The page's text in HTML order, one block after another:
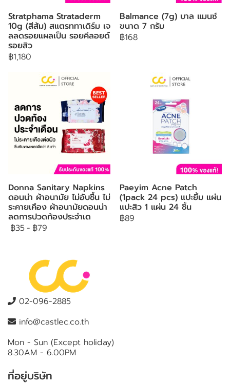
Stratphama Strataderm
10g (สีส้ม) สแตรททาเดิร์ม เจ
ลลดรอยแผลเป็น รอยคีลอยด์
รอยสิว
฿1,180
Balmance (7g) บาล แมนซ์
ขนาด 7 กรัม
฿168
Donna Sanitary Napkins
ดอนน่า ผ้าอนามัย ไม่อับชื้น ไม่
ระคายเคือง ผ้าอนามัยดอนน่า
ลดการปวดท้องประจำเด
฿35- ฿79
Paeyim Acne Patch
(1pack 24 pcs) แปะยิ้ม แผ่น
แปะสิว 1 แผ่น 24 ชิ้น
฿89
02-096-2885
info@castlec.co.th
Mon - Sun (Except holiday)
8.30AM - 6.00PM
ที่อยู่บริษัท